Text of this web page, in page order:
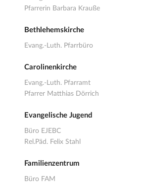
Pfarrerin Barbara Krauße
Bethlehemskirche
Evang.-Luth. Pfarrbüro
Carolinenkirche
Evang.-Luth. Pfarramt
Pfarrer Matthias Dörrich
Evangelische Jugend
Büro EJEBC
Rel.Päd. Felix Stahl
Familienzentrum
Büro FAM